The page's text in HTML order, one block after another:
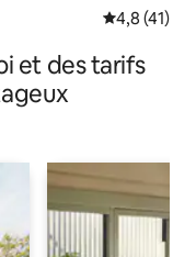
Évaluation
4,8 (41)
et des tarifs